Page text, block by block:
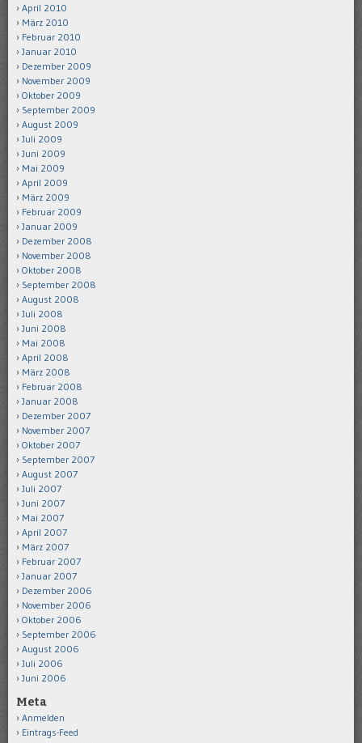
April 2010
März 2010
Februar 2010
Januar 2010
Dezember 2009
November 2009
Oktober 2009
September 2009
August 2009
Juli 2009
Juni 2009
Mai 2009
April 2009
März 2009
Februar 2009
Januar 2009
Dezember 2008
November 2008
Oktober 2008
September 2008
August 2008
Juli 2008
Juni 2008
Mai 2008
April 2008
März 2008
Februar 2008
Januar 2008
Dezember 2007
November 2007
Oktober 2007
September 2007
August 2007
Juli 2007
Juni 2007
Mai 2007
April 2007
März 2007
Februar 2007
Januar 2007
Dezember 2006
November 2006
Oktober 2006
September 2006
August 2006
Juli 2006
Juni 2006
Meta
Anmelden
Eintrags-Feed